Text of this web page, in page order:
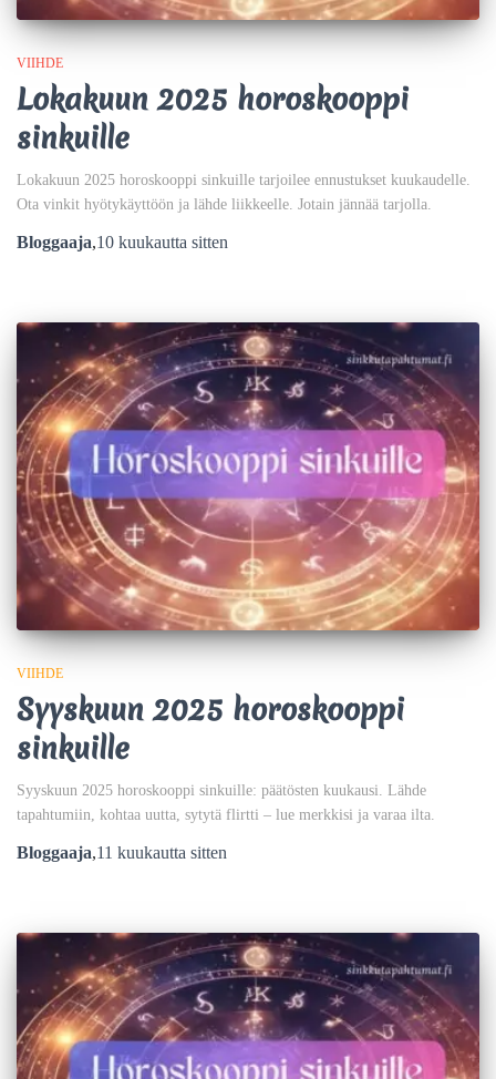
VIIHDE
Lokakuun 2025 horoskooppi
sinkuille
Lokakuun 2025 horoskooppi sinkuille tarjoilee ennustukset kuukaudelle.
Ota vinkit hyötykäyttöön ja lähde liikkeelle. Jotain jännää tarjolla.
Bloggaaja,10 kuukautta sitten
VIIHDE
Syyskuun 2025 horoskooppi
sinkuille
Syyskuun 2025 horoskooppi sinkuille: päätösten kuukausi. Lähde
tapahtumiin, kohtaa uutta, sytytä flirtti – lue merkkisi ja varaa ilta.
Bloggaaja,11 kuukautta sitten